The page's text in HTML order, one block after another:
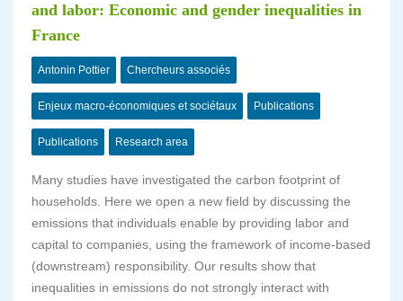
and labor: Economic and gender inequalities in
France
Antonin Pottier Chercheurs associés
Enjeux macro-économiques et sociétaux Publications
Publications Research area
Many studies have investigated the carbon footprint of
households. Here we open a new field by discussing the
emissions that individuals enable by providing labor and
capital to companies, using the framework of income-based
(downstream) responsibility. Our results show that
inequalities in emissions do not strongly interact with